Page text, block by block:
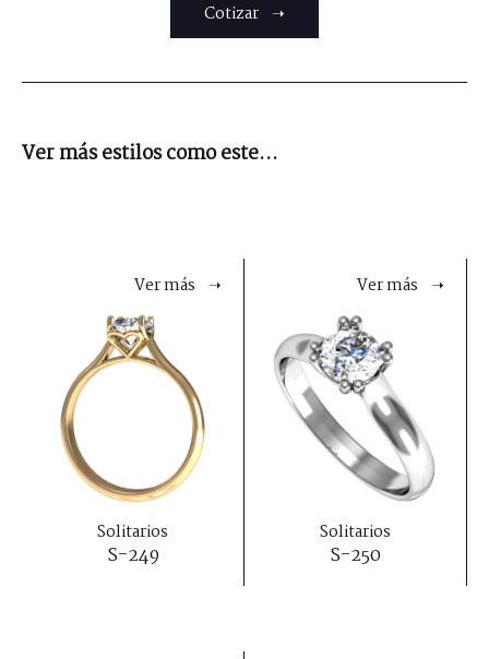
Cotizar ➝
Ver más estilos como este...
Ver más ➝
Solitarios
S-249
Ver más ➝
Solitarios
S-250